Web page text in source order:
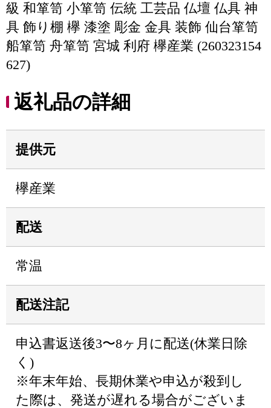
級 和箪笥 小箪笥 伝統 工芸品 仏壇 仏具 神
具 飾り棚 欅 漆塗 彫金 金具 装飾 仙台箪笥
船箪笥 舟箪笥 宮城 利府 欅産業 (260323154
627)
返礼品の詳細
提供元
欅産業
配送
常温
配送注記
申込書返送後3〜8ヶ月に配送(休業日除
く)
※年末年始、長期休業や申込が殺到し
た際は、発送が遅れる場合がございま